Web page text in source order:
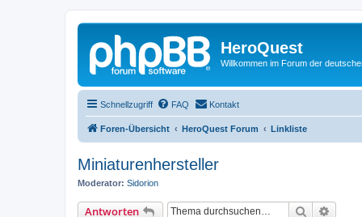
HeroQuest
Willkommen im Forum der
Schnellzugriff FAQ Kontakt
Foren-Übersicht HeroQuest Forum Linkliste
Miniaturenhersteller
Moderator: Sidorion
Antworten Suche